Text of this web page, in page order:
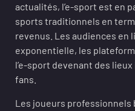
actualités, l’e-sport est en
sports traditionnels en
revenus. Les audiences en
exponentielle, les
l’e-sport devenant des
fans.
Les joueurs